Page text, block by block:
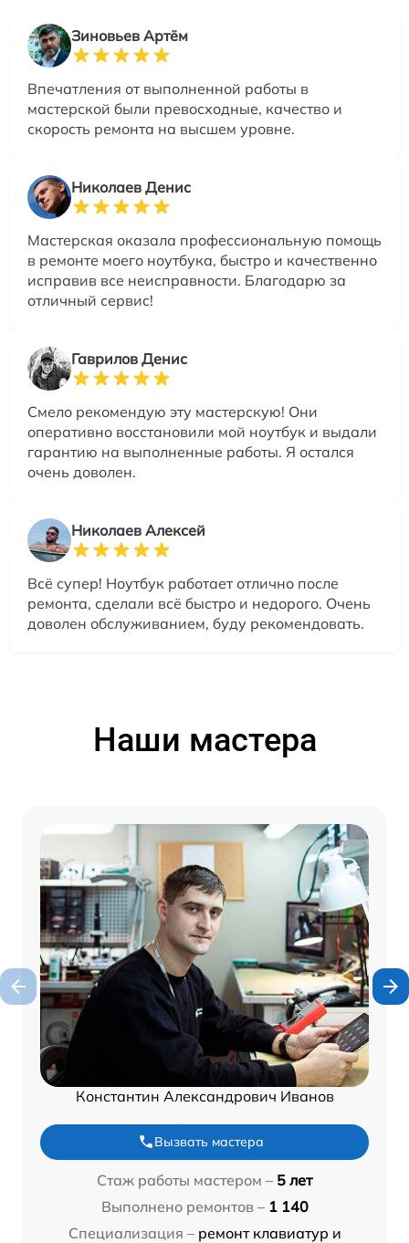
Зиновьев Артём
Впечатления от выполненной работы в
мастерской были превосходные, качество и
скорость ремонта на высшем уровне.
Николаев Денис
Мастерская оказала профессиональную помощь
в ремонте моего ноутбука, быстро и качественно
исправив все неисправности. Благодарю за
отличный сервис!
Гаврилов Денис
Смело рекомендую эту мастерскую! Они
оперативно восстановили мой ноутбук и выдали
гарантию на выполненные работы. Я остался
очень доволен.
Николаев Алексей
Всё супер! Ноутбук работает отлично после
ремонта, сделали всё быстро и недорого. Очень
доволен обслуживанием, буду рекомендовать.
Наши мастера
Константин Александрович Иванов
Вызвать мастера
Стаж работы мастером – 5 лет
Выполнено ремонтов – 1 140
Специализация – ремонт клавиатур и